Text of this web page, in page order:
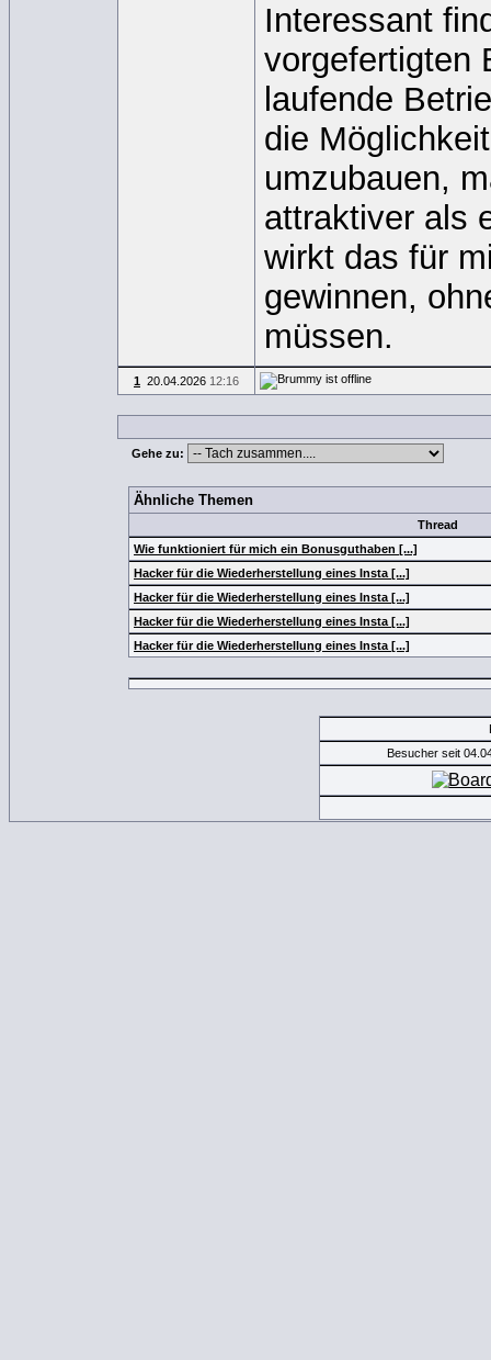
Interessant
vorgefertigten
laufende
die
umzubauen,
attraktiver als
wirkt das für
gewinnen,
müssen.
1 20.04.2026 12:16
Gehe zu:
Ähnliche Themen
Thread
Wie funktioniert für mich ein Bonusguthaben [...]
Hacker für die Wiederherstellung eines Insta [...]
Hacker für die Wiederherstellung eines Insta [...]
Hacker für die Wiederherstellung eines Insta [...]
Hacker für die Wiederherstellung eines Insta [...]
Besucher seit